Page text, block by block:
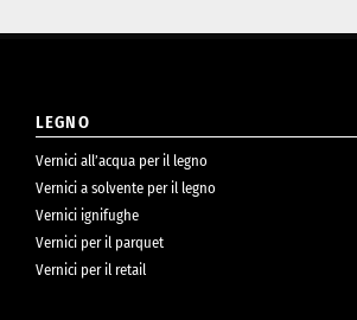
LEGNO
Vernici all’acqua per il legno
Vernici a solvente per il legno
Vernici ignifughe
Vernici per il parquet
Vernici per il retail